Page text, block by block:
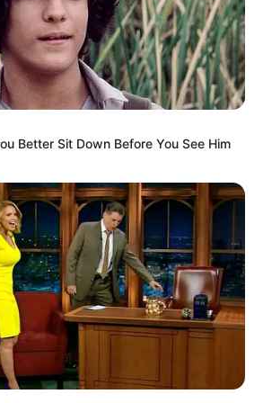
Better Sit Down Before You See Him